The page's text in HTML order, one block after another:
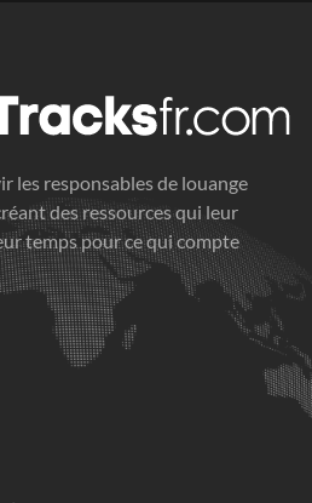
les responsables de louange
des ressources qui leur
temps pour ce qui compte